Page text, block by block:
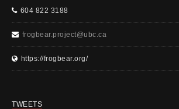
604 822 3188
frogbear.project@ubc.ca
https://frogbear.org/
TWEETS